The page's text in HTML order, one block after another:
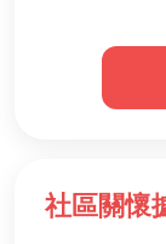
「參與後
・累積成
・成為專
・感受協
或許能在
讓某個人
社區關懷